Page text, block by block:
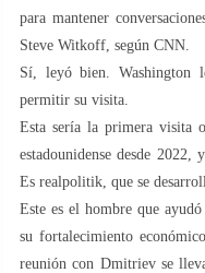
para mantener
Steve Witkoff, según CNN.
Sí, leyó bien. Washington
permitir su visita.
Esta sería la primera visita
estadounidense desde
Es realpolitik, que se
Este es el hombre que
su fortalecimiento
reunión con Dmitriev se